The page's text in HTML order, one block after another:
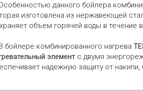
данного бойлера
изготовлена из нержавеющей
объем горячей воды в течение
бойлере комбинированного нагрева
элемент с двумя
надежную защиту от